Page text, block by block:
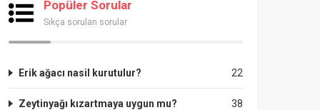
Popüler Sorular
Sıkça sorulan sorular
22
Erik ağacı nasil kurutulur?
38
Zeytinyağı kızartmaya uygun mu?